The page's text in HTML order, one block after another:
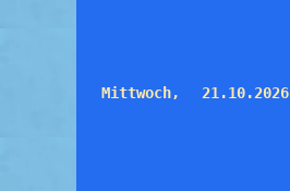
Mittwoch, 21.10.2026